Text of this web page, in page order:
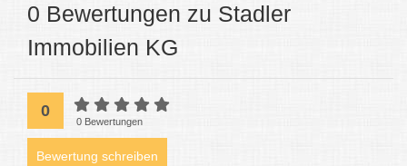
0 Bewertungen zu Stadler
Immobilien KG
0
0 Bewertungen
Bewertung schreiben